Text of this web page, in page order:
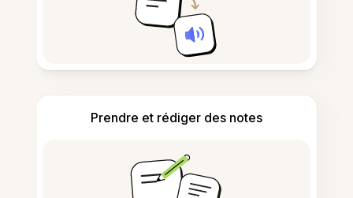
Prendre et rédiger des notes